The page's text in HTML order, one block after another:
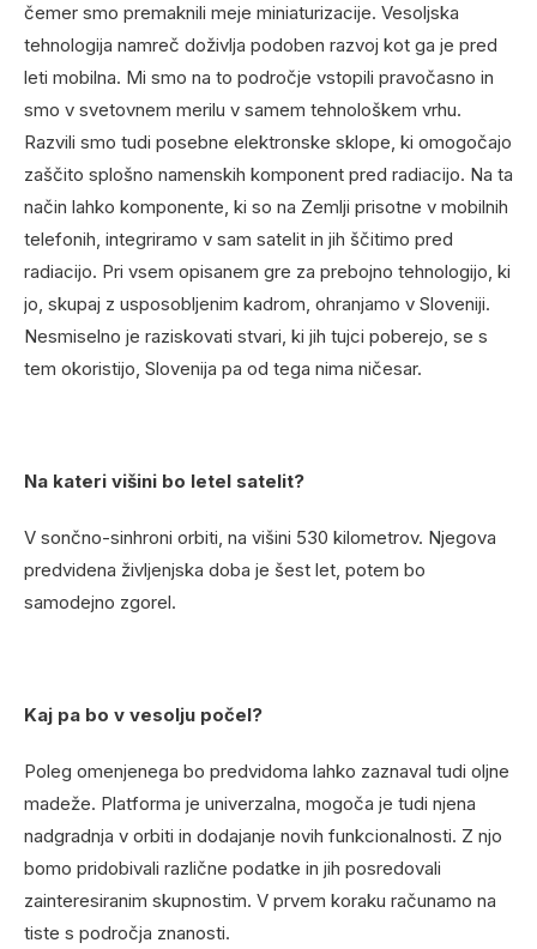
čemer smo premaknili meje miniaturizacije. Vesoljska
tehnologija namreč doživlja podoben razvoj kot ga je pred
leti mobilna. Mi smo na to področje vstopili pravočasno in
smo v svetovnem merilu v samem tehnološkem vrhu.
Razvili smo tudi posebne elektronske sklope, ki omogočajo
zaščito splošno namenskih komponent pred radiacijo. Na ta
način lahko komponente, ki so na Zemlji prisotne v mobilnih
telefonih, integriramo v sam satelit in jih ščitimo pred
radiacijo. Pri vsem opisanem gre za prebojno tehnologijo, ki
jo, skupaj z usposobljenim kadrom, ohranjamo v Sloveniji.
Nesmiselno je raziskovati stvari, ki jih tujci poberejo, se s
tem okoristijo, Slovenija pa od tega nima ničesar.
Na kateri višini bo letel satelit?
V sončno-sinhroni orbiti, na višini 530 kilometrov. Njegova
predvidena življenjska doba je šest let, potem bo
samodejno zgorel.
Kaj pa bo v vesolju počel?
Poleg omenjenega bo predvidoma lahko zaznaval tudi oljne
madeže. Platforma je univerzalna, mogoča je tudi njena
nadgradnja v orbiti in dodajanje novih funkcionalnosti. Z njo
bomo pridobivali različne podatke in jih posredovali
zainteresiranim skupnostim. V prvem koraku računamo na
tiste s področja znanosti.